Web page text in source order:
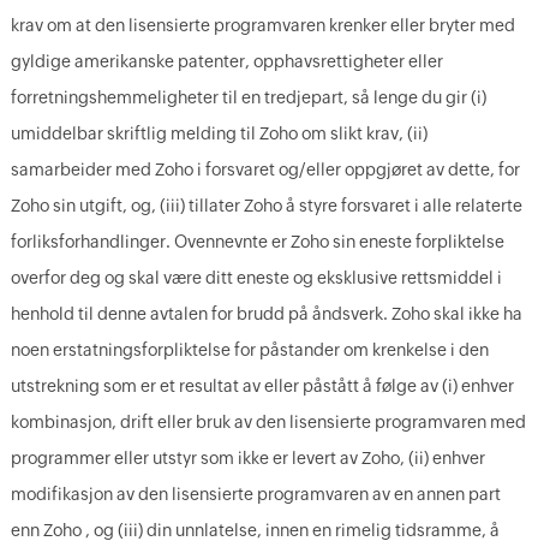
krav om at den lisensierte programvaren krenker eller bryter med
gyldige amerikanske patenter, opphavsrettigheter eller
forretningshemmeligheter til en tredjepart, så lenge du gir (i)
umiddelbar skriftlig melding til Zoho om slikt krav, (ii)
samarbeider med Zoho i forsvaret og/eller oppgjøret av dette, for
Zoho sin utgift, og, (iii) tillater Zoho å styre forsvaret i alle relaterte
forliksforhandlinger. Ovennevnte er Zoho sin eneste forpliktelse
overfor deg og skal være ditt eneste og eksklusive rettsmiddel i
henhold til denne avtalen for brudd på åndsverk. Zoho skal ikke ha
noen erstatningsforpliktelse for påstander om krenkelse i den
utstrekning som er et resultat av eller påstått å følge av (i) enhver
kombinasjon, drift eller bruk av den lisensierte programvaren med
programmer eller utstyr som ikke er levert av Zoho, (ii) enhver
modifikasjon av den lisensierte programvaren av en annen part
enn Zoho , og (iii) din unnlatelse, innen en rimelig tidsramme, å